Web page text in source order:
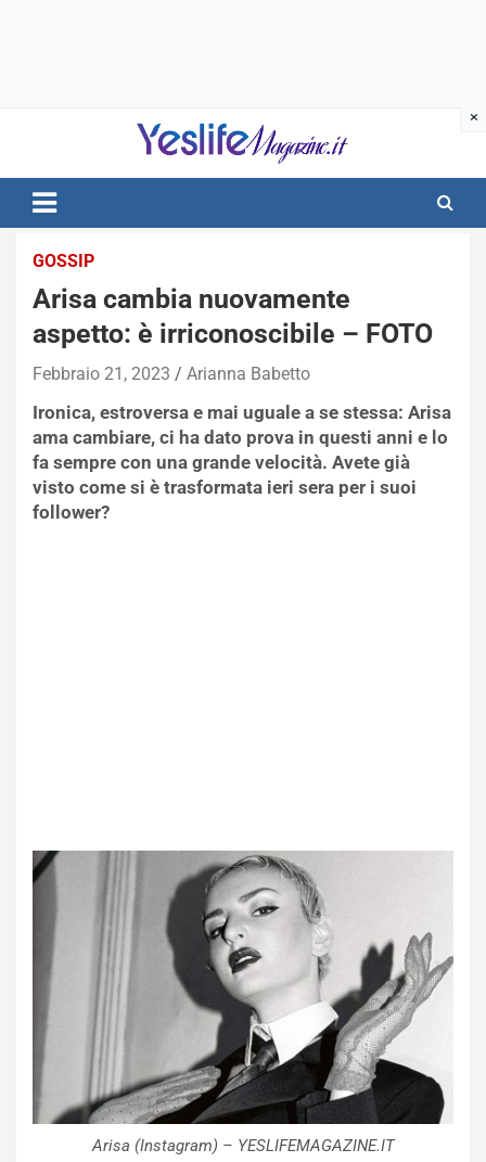
notizie di intrattenimento
GOSSIP
Arisa cambia nuovamente
aspetto: è irriconoscibile – FOTO
Febbraio 21, 2023 Arianna Babetto
Ironica, estroversa e mai uguale a se stessa: Arisa
ama cambiare, ci ha dato prova in questi anni e lo
fa sempre con una grande velocità. Avete già
visto come si è trasformata ieri sera per i suoi
follower?
Arisa (Instagram) – YESLIFEMAGAZINE.IT